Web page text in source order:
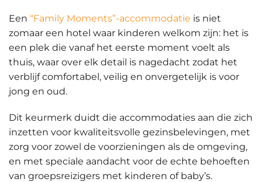
Een “Family Moments”-accommodatie is niet
zomaar een hotel waar kinderen welkom zijn: het is
een plek die vanaf het eerste moment voelt als
thuis, waar over elk detail is nagedacht zodat het
verblijf comfortabel, veilig en onvergetelijk is voor
jong en oud.
Dit keurmerk duidt die accommodaties aan die zich
inzetten voor kwaliteitsvolle gezinsbelevingen, met
zorg voor zowel de voorzieningen als de omgeving,
en met speciale aandacht voor de echte behoeften
van groepsreizigers met kinderen of baby’s.